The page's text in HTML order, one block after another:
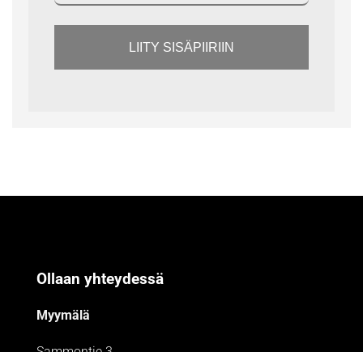
LIITY SISÄPIIRIIN
Ollaan yhteydessä
Myymälä